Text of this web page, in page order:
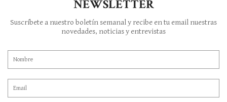
NEWSLETTER
Suscríbete a nuestro boletín semanal y recibe en tu email nuestras
novedades, noticias y entrevistas